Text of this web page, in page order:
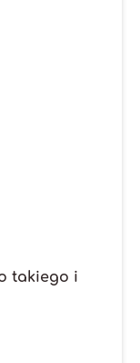
takiego i